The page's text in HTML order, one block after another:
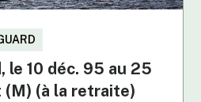
le 10 déc. 95 au 25
(M) (à la retraite)